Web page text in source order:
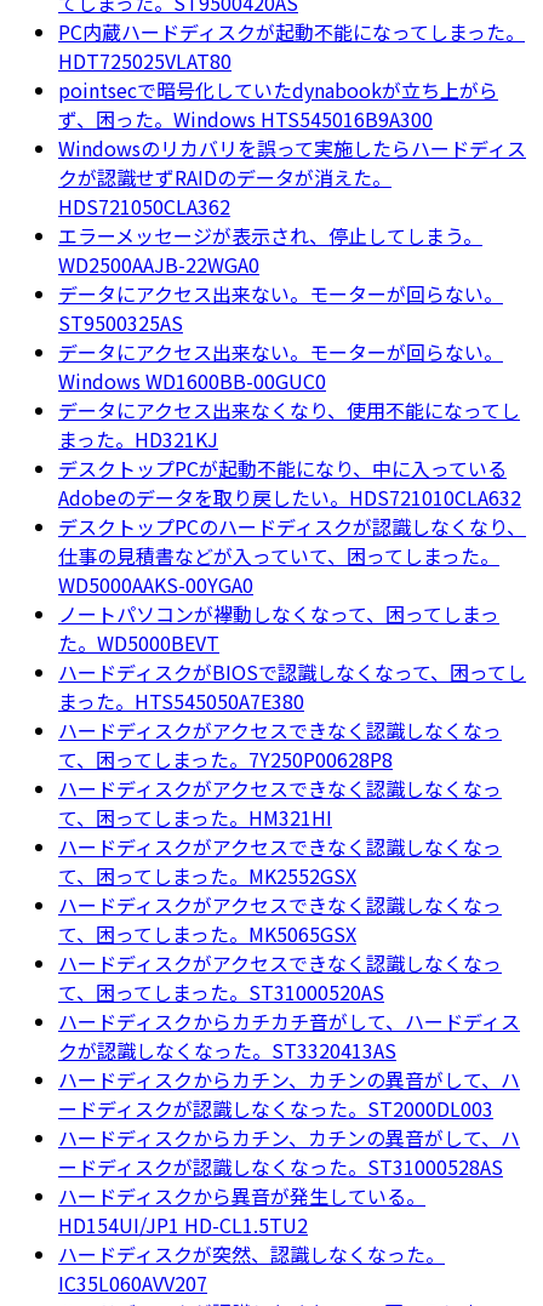
PC内蔵ハードディスクが起動不能になってしまった。
HDT725025VLAT80
pointsecで暗号化していたdynabookが立ち上がら
ず、困った。Windows HTS545016B9A300
Windowsのリカバリを誤って実施したらハードディス
クが認識せずRAIDのデータが消えた。
HDS721050CLA362
エラーメッセージが表示され、停止してしまう。
WD2500AAJB-22WGA0
データにアクセス出来ない。モーターが回らない。
ST9500325AS
データにアクセス出来ない。モーターが回らない。
Windows WD1600BB-00GUC0
データにアクセス出来なくなり、使用不能になってし
まった。HD321KJ
デスクトップPCが起動不能になり、中に入っている
Adobeのデータを取り戻したい。HDS721010CLA632
デスクトップPCのハードディスクが認識しなくなり、
仕事の見積書などが入っていて、困ってしまった。
WD5000AAKS-00YGA0
ノートパソコンが襷動しなくなって、困ってしまっ
た。WD5000BEVT
ハードディスクがBIOSで認識しなくなって、困ってし
まった。HTS545050A7E380
ハードディスクがアクセスできなく認識しなくなっ
て、困ってしまった。7Y250P00628P8
ハードディスクがアクセスできなく認識しなくなっ
て、困ってしまった。HM321HI
ハードディスクがアクセスできなく認識しなくなっ
て、困ってしまった。MK2552GSX
ハードディスクがアクセスできなく認識しなくなっ
て、困ってしまった。MK5065GSX
ハードディスクがアクセスできなく認識しなくなっ
て、困ってしまった。ST31000520AS
ハードディスクからカチカチ音がして、ハードディス
クが認識しなくなった。ST3320413AS
ハードディスクからカチン、カチンの異音がして、ハ
ードディスクが認識しなくなった。ST2000DL003
ハードディスクからカチン、カチンの異音がして、ハ
ードディスクが認識しなくなった。ST31000528AS
ハードディスクから異音が発生している。
HD154UI/JP1 HD-CL1.5TU2
ハードディスクが突然、認識しなくなった。
IC35L060AVV207